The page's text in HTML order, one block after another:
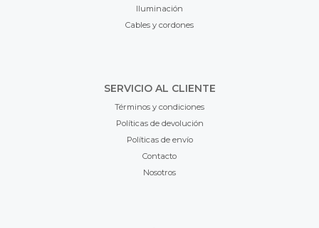
Iluminación
Cables y cordones
SERVICIO AL CLIENTE
Términos y condiciones
Políticas de devolución
Políticas de envío
Contacto
Nosotros